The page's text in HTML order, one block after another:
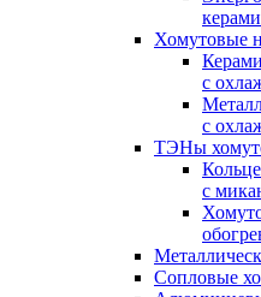
Хомутовые
с
с
ТЭНы
с
Сопловые